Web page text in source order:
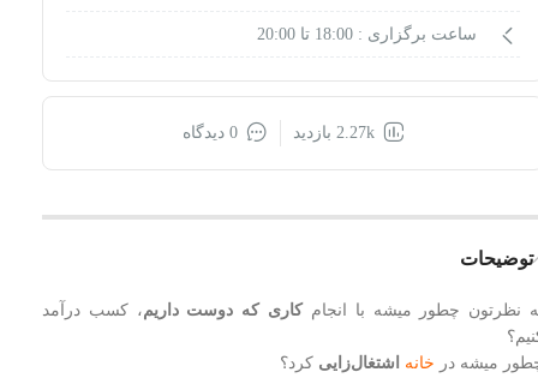
ساعت برگزاری : 18:00 تا 20:00
2.27k بازدید 0 دیدگاه
توضیحات
نظرتون چطور میشه با انجام کاری که دوست داریم ، کسب درآمد
میشه در خانه اشتغال‌زایی کرد؟